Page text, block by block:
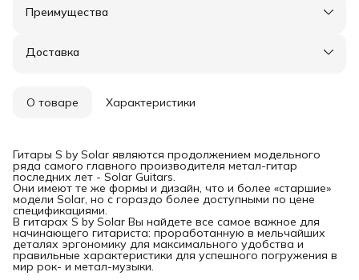
Преимущества
Оплата частями в Сплит
Удобный возврат
Доставка
О товаре Характеристики
Гитары S by Solar являются продолжением модельного
ряда самого главного производителя метал-гитар
последних лет - Solar Guitars.
Они имеют те же формы и дизайн, что и более «старшие»
модели Solar, но с гораздо более доступными по цене
спецификациями.
В гитарах S by Solar Вы найдете все самое важное для
начинающего гитариста: проработанную в мельчайших
деталях эргономику для максимального удобства и
правильные характеристики для успешного погружения в
мир рок- и метал-музыки.